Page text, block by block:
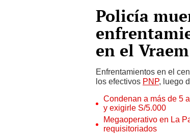
Policía
en el
Enfrentamientos en el
los efectivos PNP, luego
Condenan a más de 5
y exigirle S/5.000
Megaoperativo en La
requisitoriados